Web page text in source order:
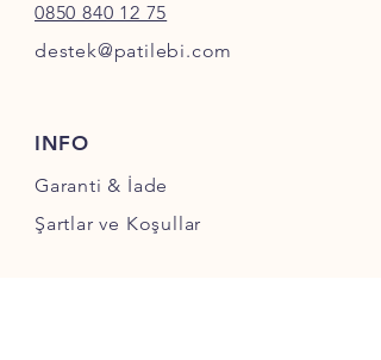
0850 840 12 75
destek@patilebi.com
INFO
Garanti & İade
Şartlar ve Koşullar